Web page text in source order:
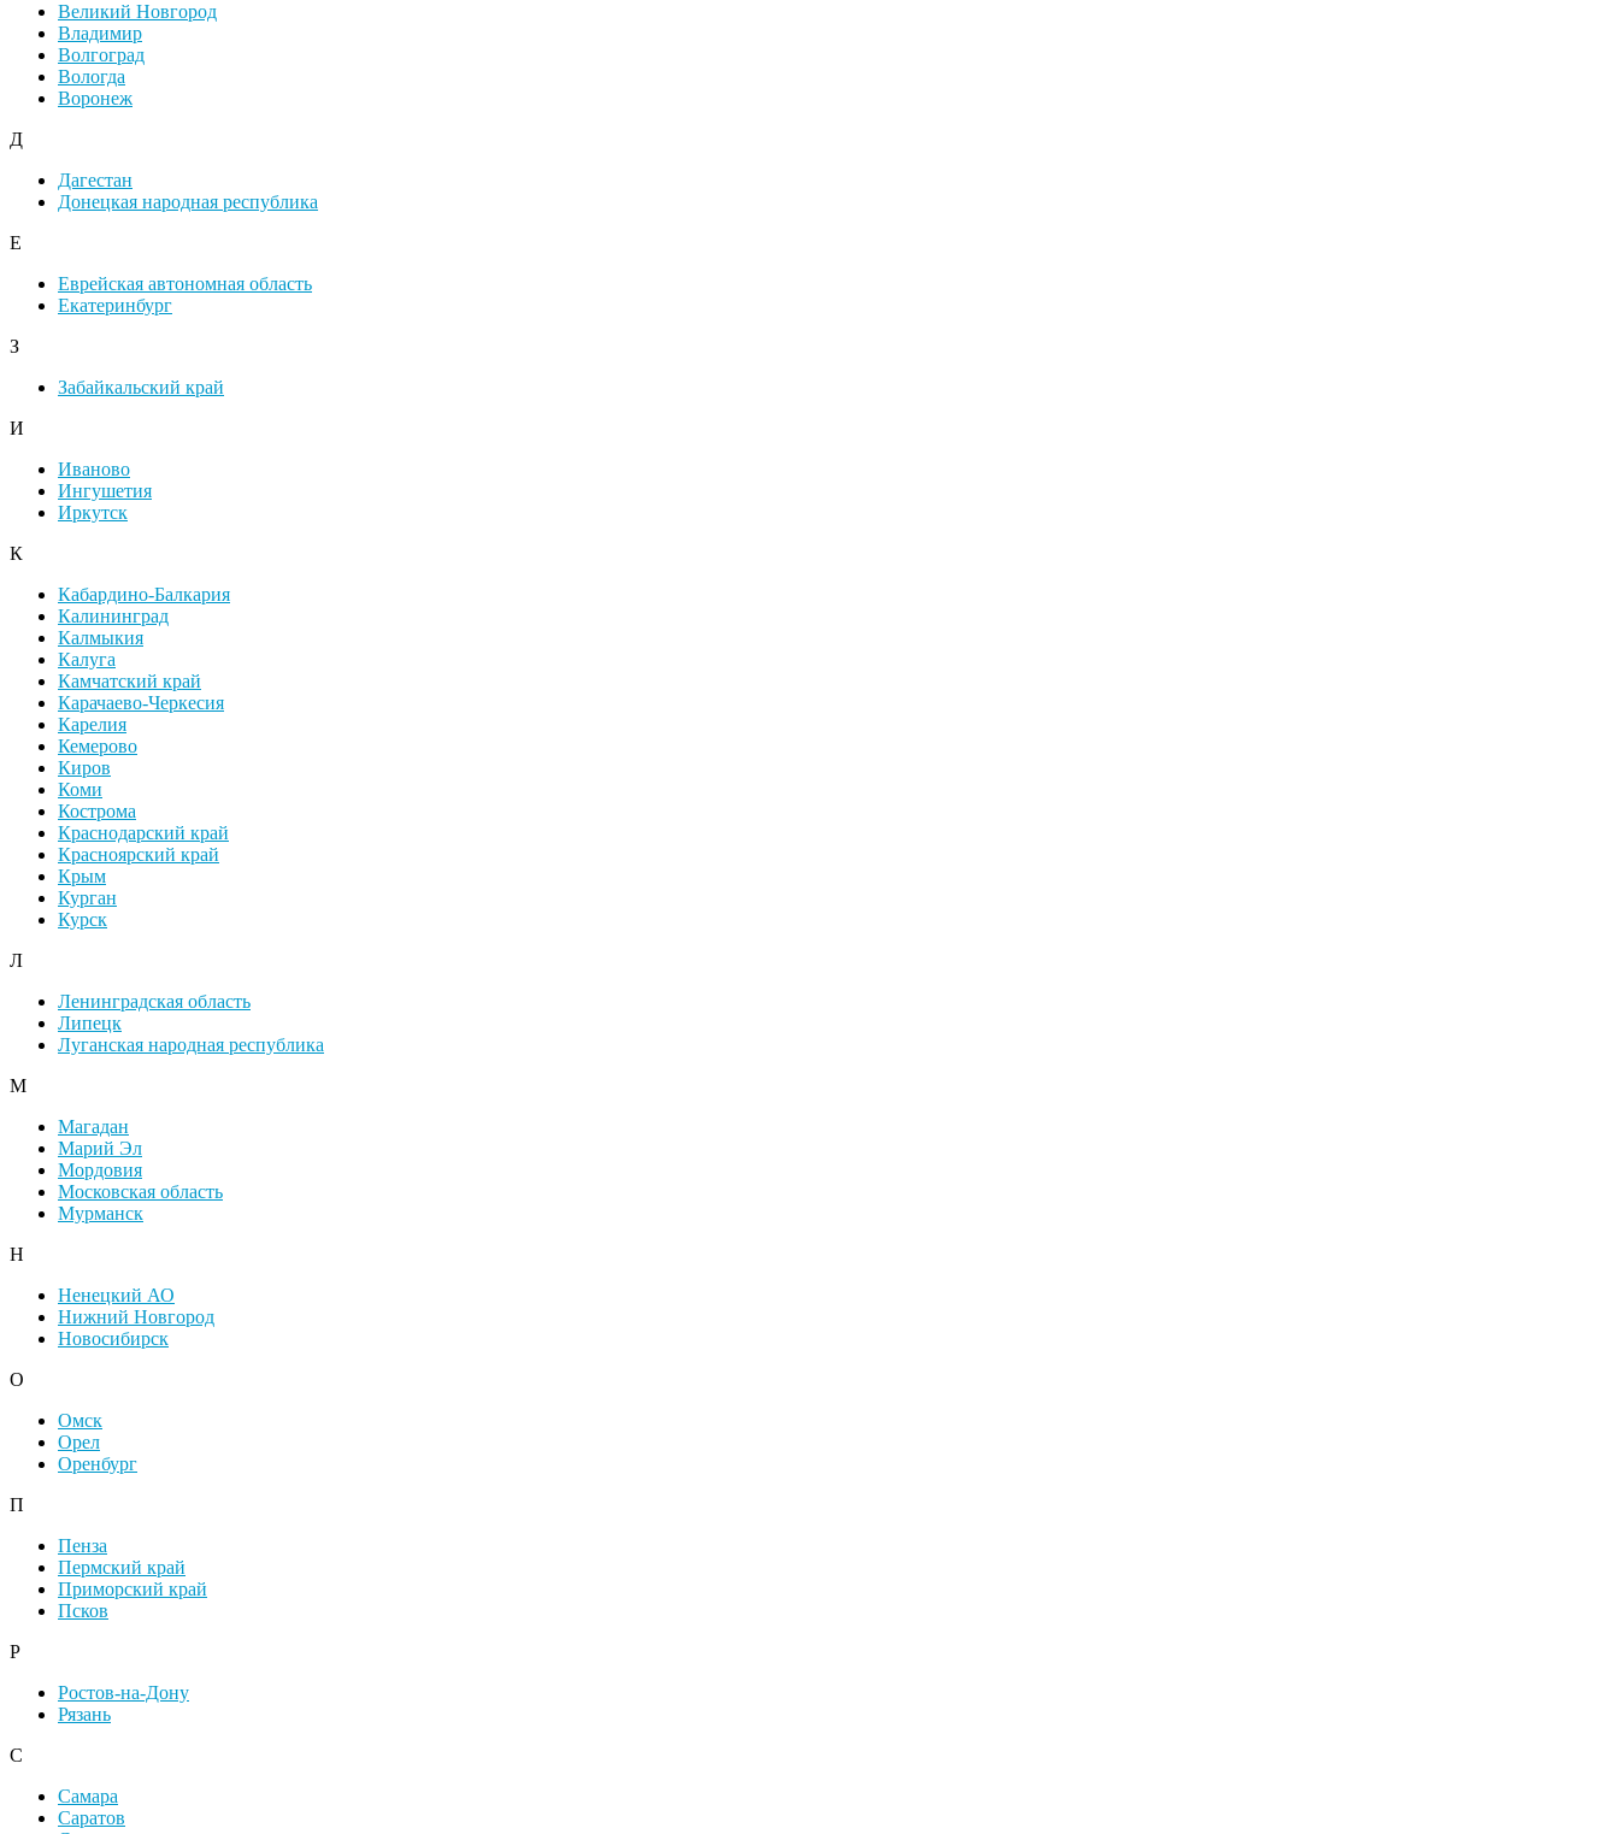
Великий Новгород
Владимир
Волгоград
Вологда
Воронеж
Д
Дагестан
Донецкая народная республика
Е
Еврейская автономная область
Екатеринбург
З
Забайкальский край
И
Иваново
Ингушетия
Иркутск
К
Кабардино-Балкария
Калининград
Калмыкия
Калуга
Камчатский край
Карачаево-Черкесия
Карелия
Кемерово
Киров
Коми
Кострома
Краснодарский край
Красноярский край
Крым
Курган
Курск
Л
Ленинградская область
Липецк
Луганская народная республика
М
Магадан
Марий Эл
Мордовия
Московская область
Мурманск
Н
Ненецкий АО
Нижний Новгород
Новосибирск
О
Омск
Орел
Оренбург
П
Пенза
Пермский край
Приморский край
Псков
Р
Ростов-на-Дону
Рязань
С
Самара
Саратов